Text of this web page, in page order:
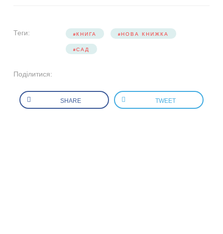
Теги: КНИГА НОВА КНИЖКА
САД
Поділитися:
SHARE TWEET